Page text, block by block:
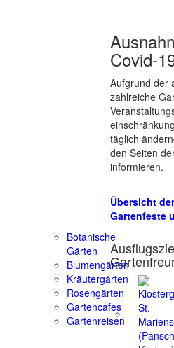
Covid-
Aufgrund der
zahlreiche
täglich
den Seiten
informieren.
Übersicht
Gartenfeste
Botanische
Gärten
Blumengärten
Kräutergärten
Rosengärten
Gartencafes
Gartenreisen